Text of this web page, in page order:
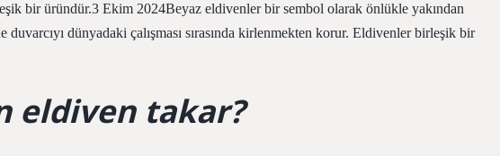
bir üründür.3 Ekim 2024Beyaz eldivenler bir sembol olarak önlükle yakından
dünyadaki çalışması sırasında kirlenmekten korur. Eldivenler birleşik bir
eldiven takar?